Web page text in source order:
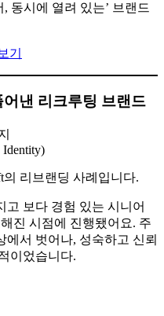
동시에 열려 있는’ 브랜드
기
어낸 리크루팅 브랜드
Identity)
리브랜딩 사례입니다.
고 보다 경험 있는 시니어
진 시점에 진행됐어요. 주
서 벗어나, 성숙하고 신뢰
이었습니다.